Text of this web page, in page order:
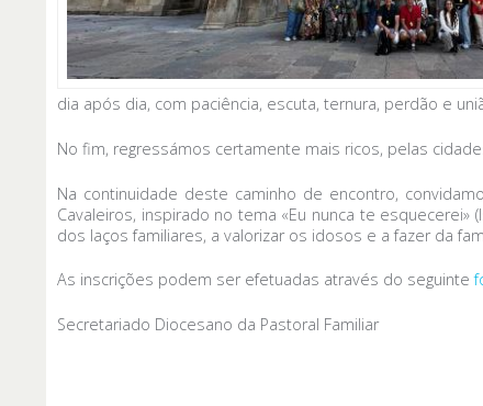
dia após dia, com paciência, escuta, ternura, perdão e
No fim, regressámos certamente mais ricos, pelas
Na continuidade deste caminho de encontro,
Cavaleiros, inspirado no tema «Eu nunca te
dos laços familiares, a valorizar os idosos e a fazer da
As inscrições podem ser efetuadas através do seguinte
Secretariado Diocesano da Pastoral Familiar